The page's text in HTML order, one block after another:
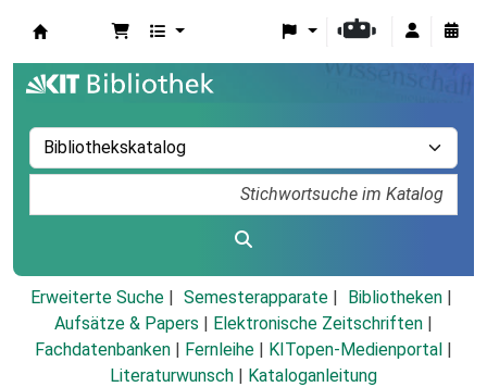
Erweiterte Suche Semesterapparate
Bibliotheken
Aufsätze & Papers
Elektronische Zeitschriften
Fachdatenbanken
Fernleihe KITopen-Medienportal
Literaturwunsch
Kataloganleitung